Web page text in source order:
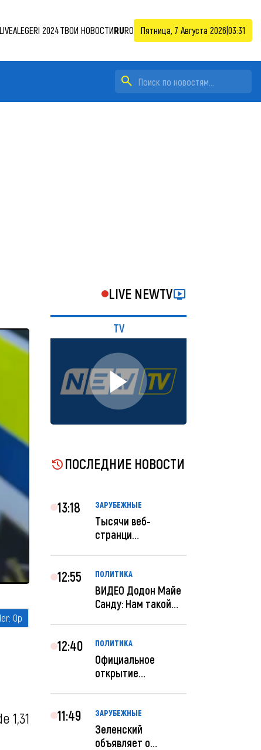
ALEGERI 2024ТВОИ НОВОСТИRURO Пятница, 7 Августа 2026 03:31
1,31
LIVE NEWTV
TV
ПОСЛЕДНИЕ НОВОСТИ
13:18 ЗАРУБЕЖНЫЕ
Тысячи веб-
странци
12:55 ПОЛИТИКА
ВИДЕО Додон Майе
Санду: Нам такой
12:40 ПОЛИТИКА
Официальное
открытие
Кишиневе: и...
11:49 ЗАРУБЕЖНЫЕ
Зеленский
объявляет о